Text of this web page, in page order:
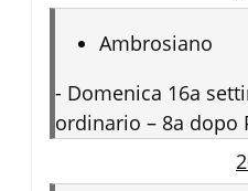
Ambrosiano
- Domenica 16a
ordinario – 8a dopo